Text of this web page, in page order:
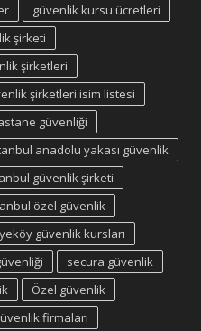
güvenlik kursu ücretleri
şirketi
şirketleri
şirketleri isim listesi
güvenliği
anadolu yakası güvenlik
güvenlik şirketi
özel güvenlik
güvenlik kursları
secura güvenlik
Özel güvenlik
firmaları